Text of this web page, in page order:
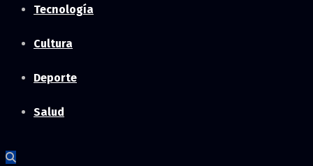
Tecnología
Cultura
Deporte
Salud